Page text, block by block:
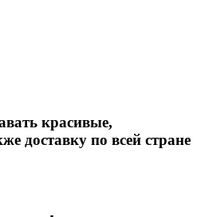
красивые,
доставку по всей стране